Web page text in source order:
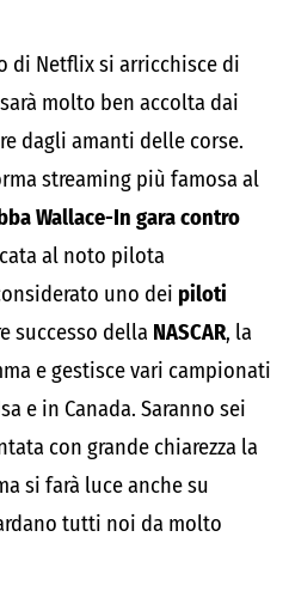
di Netflix si arricchisce di
molto ben accolta dai
dagli amanti delle corse.
streaming più famosa al
Wallace-In gara contro
al noto pilota
uno dei piloti
successo della NASCAR, la
e gestisce vari campionati
e in Canada. Saranno sei
con grande chiarezza la
si farà luce anche su
tutti noi da molto